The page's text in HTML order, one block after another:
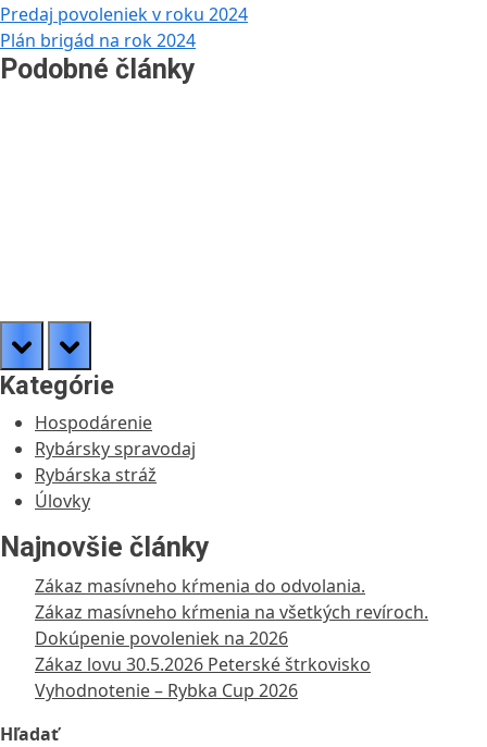
Navigácia
v
článku
Previous
Post:
Predaj povoleniek v roku 2024
Next
Post:
Plán brigád na rok 2024
Podobné články
prev next
Kategórie
Hospodárenie
Rybársky spravodaj
Rybárska stráž
Úlovky
Najnovšie články
Zákaz masívneho kŕmenia do odvolania.
Zákaz masívneho kŕmenia na všetkých revíroch.
Dokúpenie povoleniek na 2026
Zákaz lovu 30.5.2026 Peterské štrkovisko
Vyhodnotenie – Rybka Cup 2026
Hľadať